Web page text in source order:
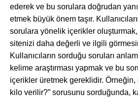
ederek ve bu sorulara doğrudan
etmek büyük önem taşır.
sorulara yönelik içerikler oluşturmak,
sitenizi daha değerli ve ilgili
Kullanıcıların sorduğu soruları
kelime araştırması yapmak ve bu
içerikler üretmek gereklidir. Örneğin,
kilo verilir?” sorusunu sorduğunda,